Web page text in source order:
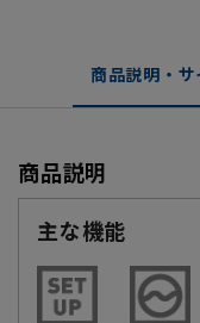
商品説明・サ
商品説明
主な機能